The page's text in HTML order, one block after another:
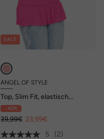
SALE
ANGEL OF STYLE
Top, Slim Fit, elastisch
gesmokt, Halbarm, Volant
- 40%
39,99€ 23,99€
5
(2)